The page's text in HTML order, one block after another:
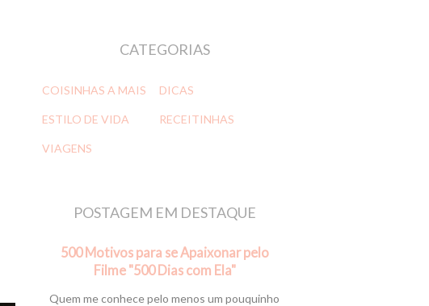
CATEGORIAS
COISINHAS A MAIS DICAS
ESTILO DE VIDA RECEITINHAS
VIAGENS
POSTAGEM EM DESTAQUE
500 Motivos para se Apaixonar pelo
Filme "500 Dias com Ela"
Quem me conhece pelo menos um pouquinho